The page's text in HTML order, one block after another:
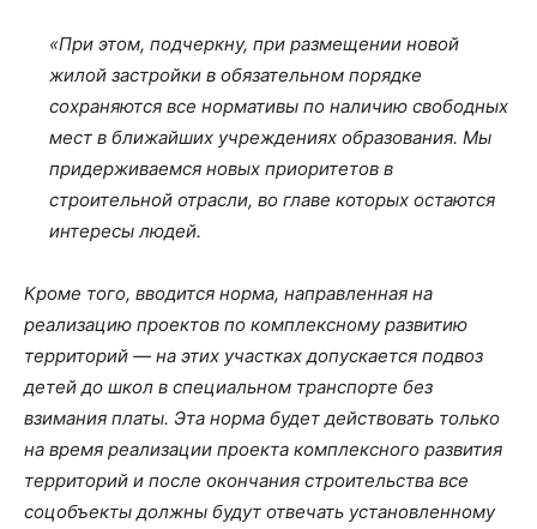
«При этом, подчеркну, при размещении новой
жилой застройки в обязательном порядке
сохраняются все нормативы по наличию свободных
мест в ближайших учреждениях образования. Мы
придерживаемся новых приоритетов в
строительной отрасли, во главе которых остаются
интересы людей.
Кроме того, вводится норма, направленная на
реализацию проектов по комплексному развитию
территорий — на этих участках допускается подвоз
детей до школ в специальном транспорте без
взимания платы. Эта норма будет действовать только
на время реализации проекта комплексного развития
территорий и после окончания строительства все
соцобъекты должны будут отвечать установленному